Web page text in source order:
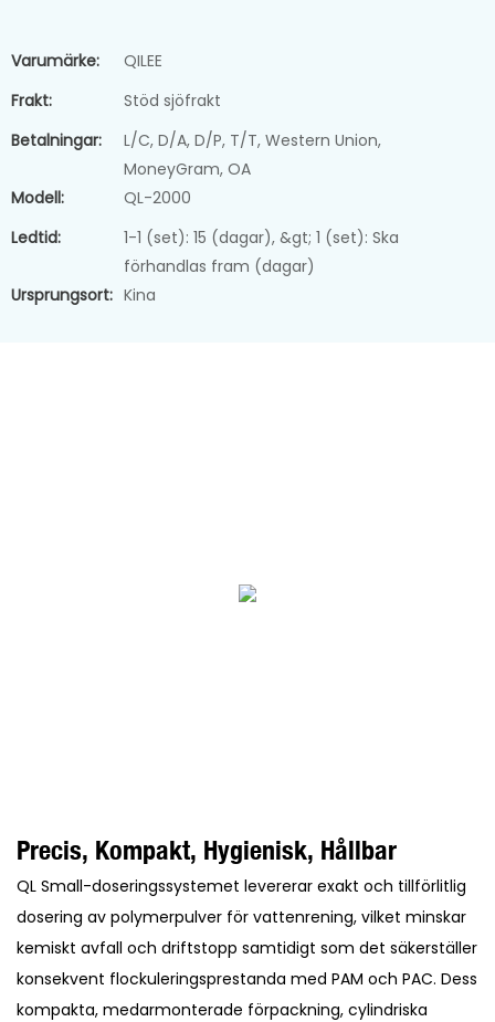
Varumärke:
QILEE
Frakt:
Stöd sjöfrakt
Betalningar:
L/C, D/A, D/P, T/T, Western Union,
MoneyGram, OA
Modell:
QL-2000
Ledtid:
1-1 (set): 15 (dagar), &gt; 1 (set): Ska
förhandlas fram (dagar)
Ursprungsort: Kina
Precis, Kompakt, Hygienisk, Hållbar
QL Small-doseringssystemet levererar exakt och tillförlitlig
dosering av polymerpulver för vattenrening, vilket minskar
kemiskt avfall och driftstopp samtidigt som det säkerställer
konsekvent flockuleringsprestanda med PAM och PAC. Dess
kompakta, medarmonterade förpackning, cylindriska